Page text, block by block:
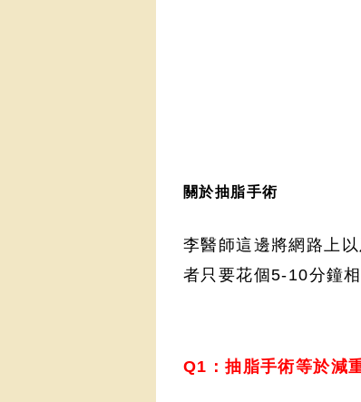
關於抽脂手術
李醫師這邊將網路上
者只要花個5-10分鐘
Q1：抽脂手術等於減